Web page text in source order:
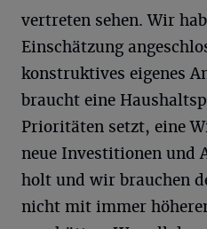
vertreten sehen. Wir
Einschätzung
konstruktives eigenes
braucht eine
Prioritäten setzt, eine
neue Investitionen und
holt und wir brauchen
nicht mit immer